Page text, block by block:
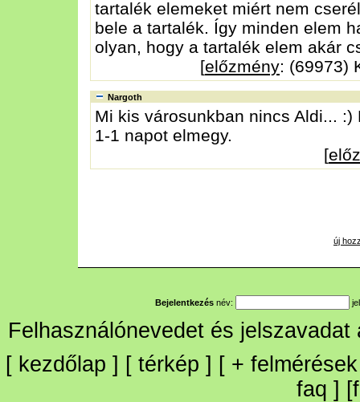
tartalék elemeket miért nem
bele a tartalék. Így minden elem
olyan, hogy a tartalék elem akár
[előzmény: (69973)
Nargoth
Mi kis városunkban nincs Aldi...
1-1 napot elmegy.
[
új
Bejelentkezés név:
Felhasználónevedet és
[ kezdőlap ] [ térkép ] [ + felmérések
faq ] [